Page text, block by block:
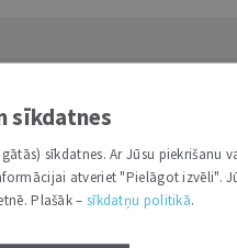
sīkdatnes
sīkdatnes. Ar Jūsu piekrišanu
atveriet "Pielāgot izvēli".
Plašāk – sīkdatņu politikā.